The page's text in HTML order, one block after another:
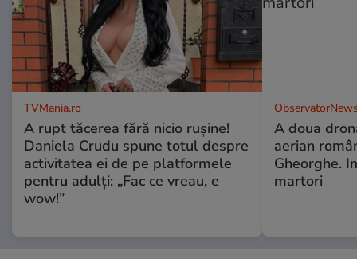
TVMania.ro
A rupt tăcerea fără nicio rușine!
Daniela Crudu spune totul despre
activitatea ei de pe platformele
pentru adulți: „Fac ce vreau, e
wow!”
A doua
aerian
Gheorghe.
martori